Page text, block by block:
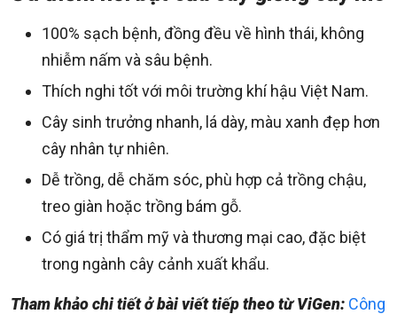
100% sạch bệnh, đồng đều về hình thái, không
nhiễm nấm và sâu bệnh.
Thích nghi tốt với môi trường khí hậu Việt Nam.
Cây sinh trưởng nhanh, lá dày, màu xanh đẹp hơn
cây nhân tự nhiên.
Dễ trồng, dễ chăm sóc, phù hợp cả trồng chậu,
treo giàn hoặc trồng bám gỗ.
Có giá trị thẩm mỹ và thương mại cao, đặc biệt
trong ngành cây cảnh xuất khẩu.
Tham khảo chi tiết ở bài viết tiếp theo từ ViGen: Công